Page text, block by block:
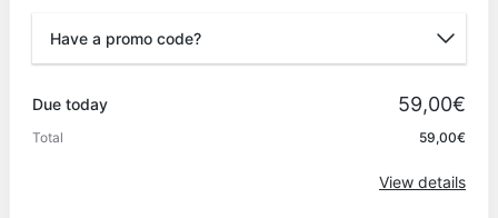
Have a promo code?
Due today 59,00€
Total 59,00€
View details